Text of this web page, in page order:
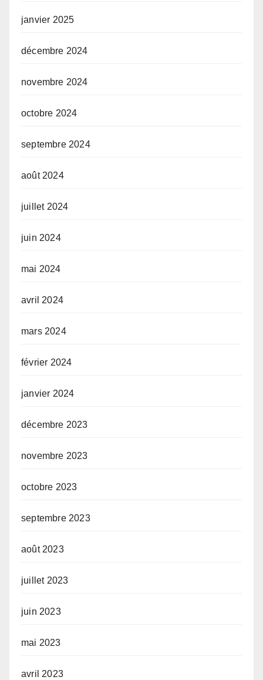
janvier 2025
décembre 2024
novembre 2024
octobre 2024
septembre 2024
août 2024
juillet 2024
juin 2024
mai 2024
avril 2024
mars 2024
février 2024
janvier 2024
décembre 2023
novembre 2023
octobre 2023
septembre 2023
août 2023
juillet 2023
juin 2023
mai 2023
avril 2023